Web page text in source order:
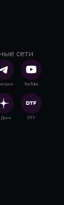
сети
YouTube
Дзен DTF